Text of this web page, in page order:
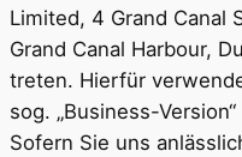
Limited, 4 Grand Canal
Grand Canal Harbour,
treten. Hierfür
sog. „Business-
Sofern Sie uns